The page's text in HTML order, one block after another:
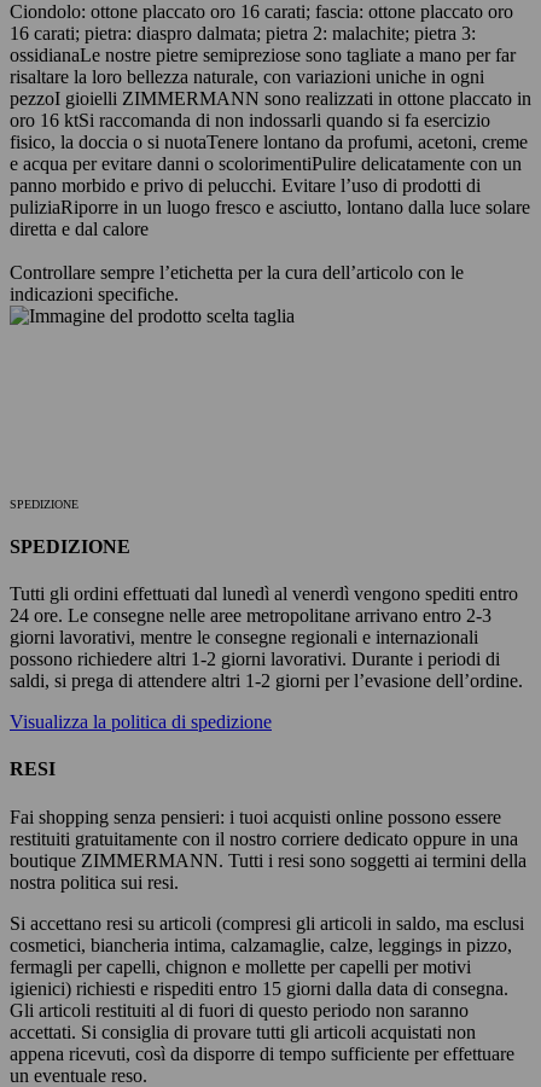
Ciondolo: ottone placcato oro 16 carati; fascia: ottone placcato oro
16 carati; pietra: diaspro dalmata; pietra 2: malachite; pietra 3:
ossidianaLe nostre pietre semipreziose sono tagliate a mano per far
risaltare la loro bellezza naturale, con variazioni uniche in ogni
pezzoI gioielli ZIMMERMANN sono realizzati in ottone placcato in
oro 16 ktSi raccomanda di non indossarli quando si fa esercizio
fisico, la doccia o si nuotaTenere lontano da profumi, acetoni, creme
e acqua per evitare danni o scolorimentiPulire delicatamente con un
panno morbido e privo di pelucchi. Evitare l’uso di prodotti di
puliziaRiporre in un luogo fresco e asciutto, lontano dalla luce solare
diretta e dal calore
Controllare sempre l’etichetta per la cura dell’articolo con le
indicazioni specifiche.
SPEDIZIONE
SPEDIZIONE
Tutti gli ordini effettuati dal lunedì al venerdì vengono spediti entro
24 ore. Le consegne nelle aree metropolitane arrivano entro 2-3
giorni lavorativi, mentre le consegne regionali e internazionali
possono richiedere altri 1-2 giorni lavorativi. Durante i periodi di
saldi, si prega di attendere altri 1-2 giorni per l’evasione dell’ordine.
Visualizza la politica di spedizione
RESI
Fai shopping senza pensieri: i tuoi acquisti online possono essere
restituiti gratuitamente con il nostro corriere dedicato oppure in una
boutique ZIMMERMANN. Tutti i resi sono soggetti ai termini della
nostra politica sui resi.
Si accettano resi su articoli (compresi gli articoli in saldo, ma esclusi
cosmetici, biancheria intima, calzamaglie, calze, leggings in pizzo,
fermagli per capelli, chignon e mollette per capelli per motivi
igienici) richiesti e rispediti entro 15 giorni dalla data di consegna.
Gli articoli restituiti al di fuori di questo periodo non saranno
accettati. Si consiglia di provare tutti gli articoli acquistati non
appena ricevuti, così da disporre di tempo sufficiente per effettuare
un eventuale reso.